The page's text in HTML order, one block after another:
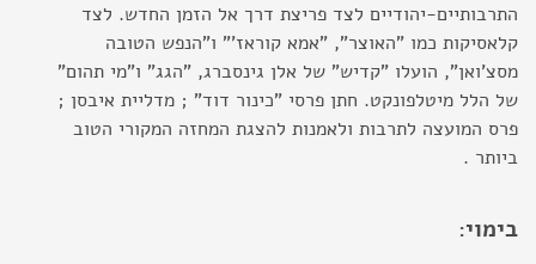
התרבותיים-יהודיים לצד פריצת דרך אל הזמן החדש. לצד
קלאסיקות כמו "האוצר", "אמא קוראז'" ו"הנפש הטובה
מסצ'ואן", הועלו "קדיש" של אלן גינסברג, "הגג" ו"מי תהום"
של הלל מיטלפונקט. חתן פרסי "כינור דוד" ; מדליית איבסן ;
פרס המועצה לתרבות ולאמנות להצגת המחזה המקורי הטוב
ביותר .
בימוי: